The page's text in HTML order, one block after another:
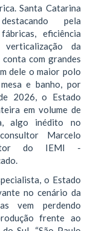
Santa Catarina
pela
eficiência
da
com grandes
dele o maior polo
e banho, por
2026, o Estado
em volume de
algo inédito no
Marcelo
do IEMI -
o Estado
no cenário da
vem perdendo
frente ao